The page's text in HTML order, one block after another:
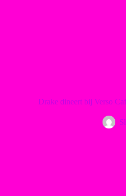
Drake dineert bij Verso